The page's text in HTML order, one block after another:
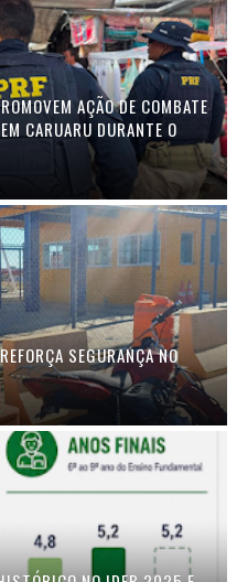
AÇÃO DE COMBATE
CARUARU DURANTE O
SEGURANÇA NO